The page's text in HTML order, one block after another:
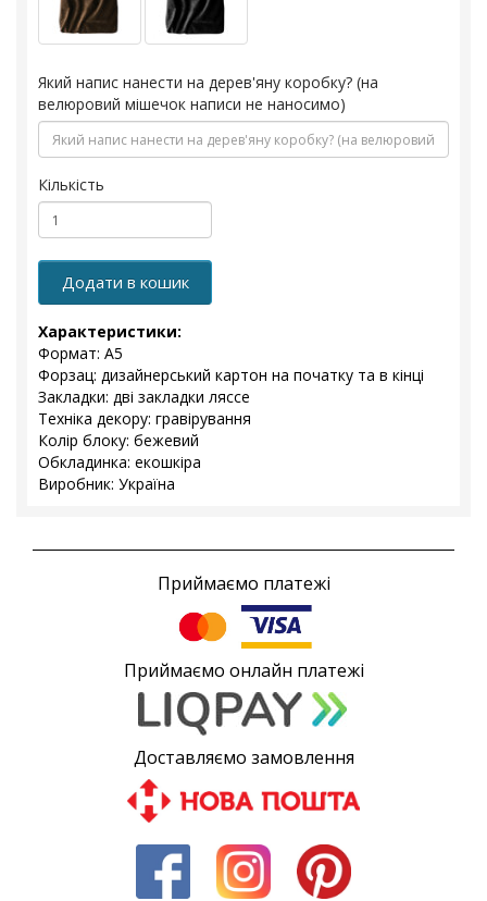
Який напис нанести на дерев'яну коробку? (на
велюровий мішечок написи не наносимо)
Кількість
Додати в кошик
Характеристики:
Формат: А5
Форзац: дизайнерський картон на початку та в кінці
Закладки: дві закладки ляссе
Техніка декору: гравірування
Колір блоку: бежевий
Обкладинка: екошкіра
Виробник: Україна
Приймаємо платежі
Приймаємо онлайн платежі
Доставляємо замовлення